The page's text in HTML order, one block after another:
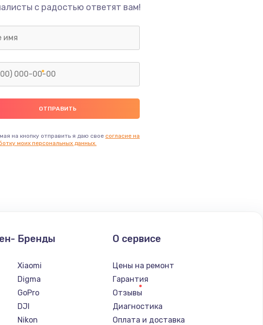
с радостью ответят вам!
на кнопку отправить я даю свое согласие на
моих персональных данных.
Бренды
Xiaomi
Digma
GoPro
DJI
Nikon
О сервисе
Цены на ремонт
Гарантия
Отзывы
Диагностика
Оплата и доставка